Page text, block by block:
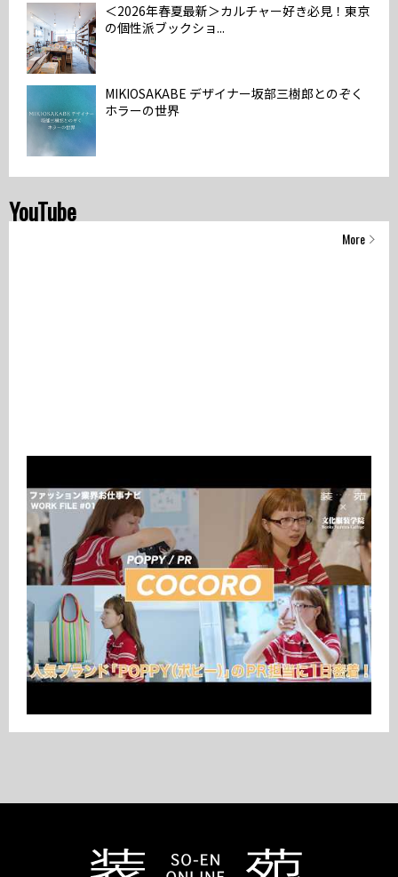
＜2026年春夏最新＞カルチャー好き必見！東京
の個性派ブックショ...
MIKIOSAKABE デザイナー坂部三樹郎とのぞく
ホラーの世界
YouTube
More